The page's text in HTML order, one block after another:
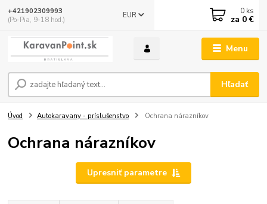
Menu
EUR
Hľadať
+421902309993
(Po-Pia, 9-18 hod.)
0 ks
za 0 €
Úvod Autokaravany - príslušenstvo Ochrana nárazníkov
Ochrana nárazníkov
Upresniť parametre